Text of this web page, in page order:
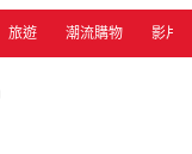
旅遊 潮流購物 影片